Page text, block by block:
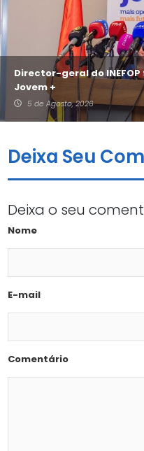
Director-geral do
Jovem +
5 de Agosto, 2026
Deixa Seu
Deixa o seu
Nome
E-mail
Comentário